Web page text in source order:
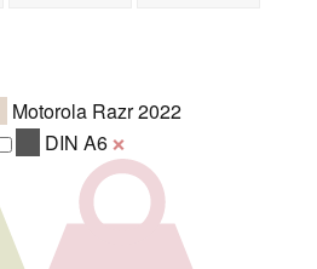
Motorola Razr 2022
DIN A6 ❌